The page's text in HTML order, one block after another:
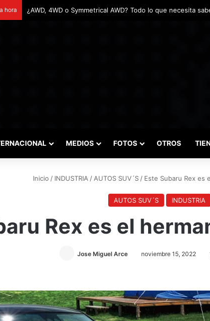
hora Remontadas marcaron el inicio del Campeonato de
MEDIOS FOTOS OTROS
Inicio / INDUSTRIA / AUTOS SUV´S / Este Subaru Rex es
AUTOS SUV´S INDUSTRIA
Rex es el
Jose Miguel Arce noviembre 15, 2022